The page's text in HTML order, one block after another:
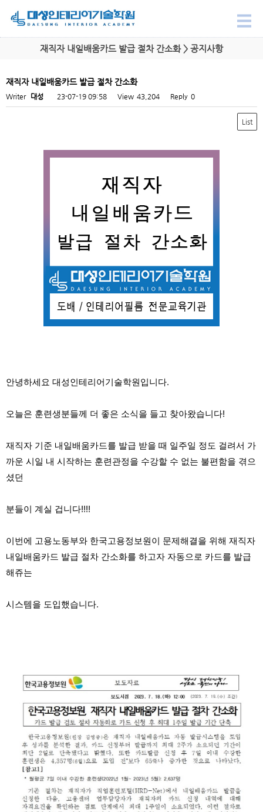
재직자 내일배움카드 발급 절차 간소화 > 공지사항
재직자 내일배움카드 발급 절차 간소화
Writer 대성 23-07-19 09:58 View 43,204 Reply 0
List
안녕하세요 대성인테리어기술학원입니다.
오늘은 훈련생분들께 더 좋은 소식을 들고 찾아왔습니다!
재직자 기준 내일배움카드를 발급 받을 때 일주일 정도 걸려서 가
까운 시일 내 시작하는 훈련관정을 수강할 수 없는 불편함을 겪으
셨던
분들이 계실 겁니다!!!!
이번에 고용노동부와 한국고용정보원이 문제해결을 위해 재직자
내일배움카드 발급 절차 간소화를 하고자 자동으로 카드를 발급
해쥬는
시스템을 도입했습니다.